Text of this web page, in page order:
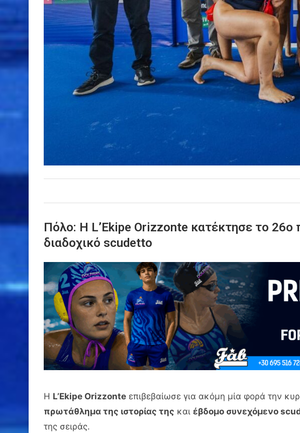
Πόλο: Η L’Ekipe Orizzonte κατέκτησε το 26ο
διαδοχικό scudetto
Η L’Ekipe Orizzonte επιβεβαίωσε για ακόμη μία φορά την
πρωτάθλημα της ιστορίας της και έβδομο συνεχόμενο
της σειράς.